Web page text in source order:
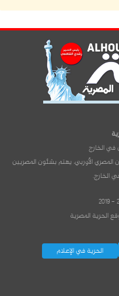
في الخارج
الأوربي، يهتم بشئون المصريين
الخارج.
الحرية المصرية
الحرية في الإعلام